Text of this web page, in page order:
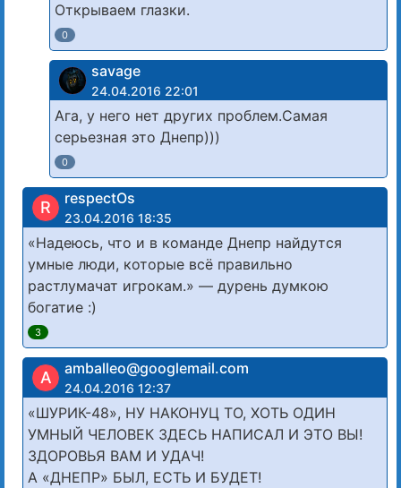
Открываем глазки.
0
savage
24.04.2016 22:01
Ага, у него нет других проблем.Самая
серьезная это Днепр)))
0
R respectOs
23.04.2016 18:35
«Надеюсь, что и в команде Днепр найдутся
умные люди, которые всё правильно
растлумачат игрокам.» — дурень думкою
богатие :)
3
A amballeo@googlemail.com
24.04.2016 12:37
«ШУРИК-48», НУ НАКОНУЦ ТО, ХОТЬ ОДИН
УМНЫЙ ЧЕЛОВЕК ЗДЕСЬ НАПИСАЛ И ЭТО ВЫ!
ЗДОРОВЬЯ ВАМ И УДАЧ!
А «ДНЕПР» БЫЛ, ЕСТЬ И БУДЕТ!